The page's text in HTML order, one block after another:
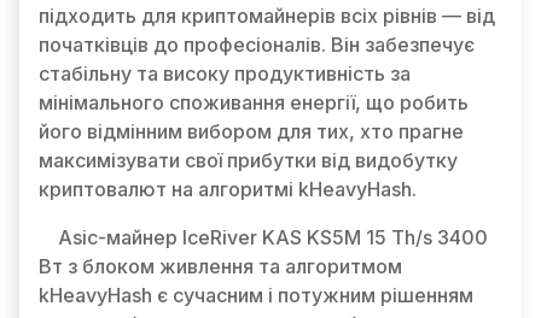
підходить для криптомайнерів всіх рівнів — від
початківців до професіоналів. Він забезпечує
стабільну та високу продуктивність за
мінімального споживання енергії, що робить
його відмінним вибором для тих, хто прагне
максимізувати свої прибутки від видобутку
криптовалют на алгоритмі kHeavyHash.
Asic-майнер IceRiver KAS KS5M 15 Th/s 3400
Вт з блоком живлення та алгоритмом
kHeavyHash є сучасним і потужним рішенням